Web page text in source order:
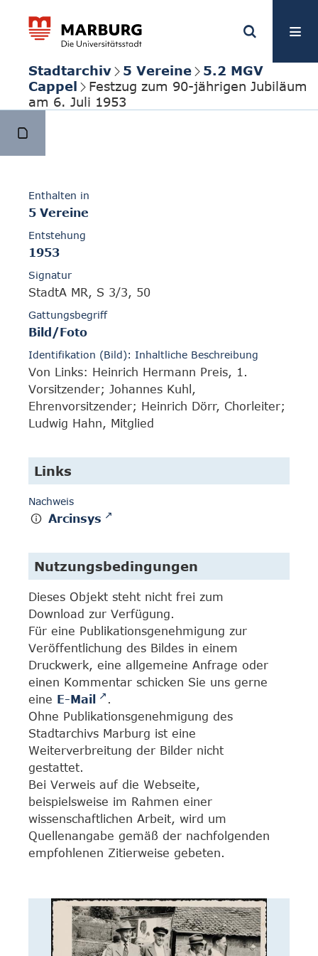
Stadtarchiv 5 Vereine
5.2 MGV
Cappel
Festzug zum 90-jährigen Jubiläum
am 6. Juli 1953
Enthalten in
5 Vereine
Entstehung
1953
Signatur
StadtA MR, S 3/3, 50
Gattungsbegriff
Bild/Foto
Identifikation (Bild): Inhaltliche Beschreibung
Von Links: Heinrich Hermann Preis, 1.
Vorsitzender; Johannes Kuhl,
Ehrenvorsitzender; Heinrich Dörr, Chorleiter;
Ludwig Hahn, Mitglied
Links
Nachweis
Arcinsys
Nutzungsbedingungen
Dieses Objekt steht nicht frei zum
Download zur Verfügung.
Für eine Publikationsgenehmigung zur
Veröffentlichung des Bildes in einem
Druckwerk, eine allgemeine Anfrage oder
einen Kommentar schicken Sie uns gerne
eine E-Mail
.
Ohne Publikationsgenehmigung des
Stadtarchivs Marburg ist eine
Weiterverbreitung der Bilder nicht
gestattet.
Bei Verweis auf die Webseite,
beispielsweise im Rahmen einer
wissenschaftlichen Arbeit, wird um
Quellenangabe gemäß der nachfolgenden
empfohlenen Zitierweise gebeten.